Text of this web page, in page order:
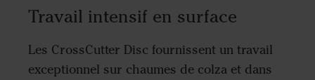
Travail intensif en surface
Les CrossCutter Disc fournissent un travail
exceptionnel sur chaumes de colza et dans